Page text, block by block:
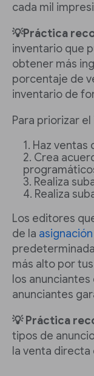
cada mil
💡Práctica
inventario que
obtener más
porcentaje de
inventario de
Para priorizar
Haz ventas
Crea
Realiza
Realiza
Los editores
de la
más alto por
los
anunciantes
💡 Práctica
tipos de
la venta directa